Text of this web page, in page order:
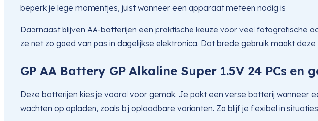
beperk je lege momentjes, juist wanneer een apparaat meteen nodig is.
Daarnaast blijven AA-batterijen een praktische keuze voor veel fotografische
ze net zo goed van pas in dagelijkse elektronica. Dat brede gebruik maakt
GP AA Battery GP Alkaline Super 1.5V 24 PCs en
Deze batterijen kies je vooral voor gemak. Je pakt een verse batterij wanneer
wachten op opladen, zoals bij oplaadbare varianten. Zo blijf je flexibel in